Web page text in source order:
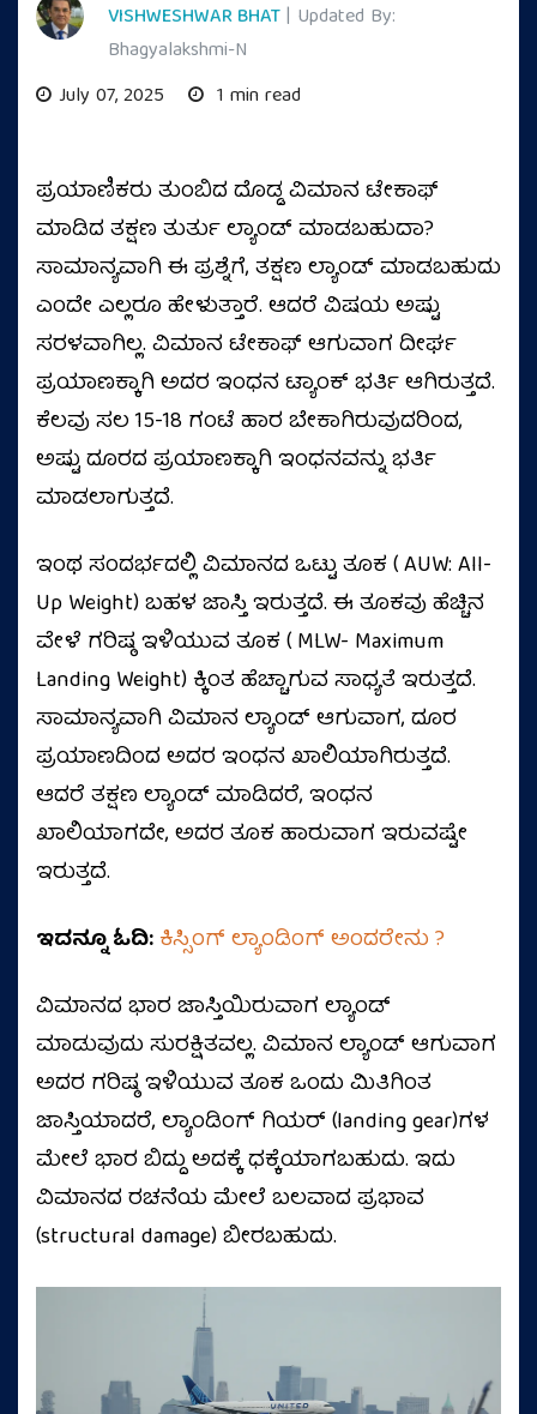
VISHWESHWAR BHAT| Updated By:
Bhagyalakshmi-N
July 07, 2025
1 min read
ಪ್ರಯಾಣಿಕರು ತುಂಬಿದ ದೊಡ್ಡ ವಿಮಾನ ಟೇಕಾಫ್
ಮಾಡಿದ ತಕ್ಷಣ ತುರ್ತು ಲ್ಯಾಂಡ್ ಮಾಡಬಹುದಾ?
ಸಾಮಾನ್ಯವಾಗಿ ಈ ಪ್ರಶ್ನೆಗೆ, ತಕ್ಷಣ ಲ್ಯಾಂಡ್ ಮಾಡಬಹುದು
ಎಂದೇ ಎಲ್ಲರೂ ಹೇಳುತ್ತಾರೆ. ಆದರೆ ವಿಷಯ ಅಷ್ಟು
ಸರಳವಾಗಿಲ್ಲ. ವಿಮಾನ ಟೇಕಾಫ್ ಆಗುವಾಗ ದೀರ್ಘ
ಪ್ರಯಾಣಕ್ಕಾಗಿ ಅದರ ಇಂಧನ ಟ್ಯಾಂಕ್ ಭರ್ತಿ ಆಗಿರುತ್ತದೆ.
ಕೆಲವು ಸಲ 15-18 ಗಂಟೆ ಹಾರ‌ ಬೇಕಾಗಿರುವುದರಿಂದ,
ಅಷ್ಟು ದೂರದ ಪ್ರಯಾಣಕ್ಕಾಗಿ ಇಂಧನವನ್ನು ಭರ್ತಿ
ಮಾಡಲಾಗುತ್ತದೆ.
ಇಂಥ ಸಂದರ್ಭದಲ್ಲಿ ವಿಮಾನದ ಒಟ್ಟು ತೂಕ ( AUW: All-
Up Weight) ಬಹಳ ಜಾಸ್ತಿ ಇರುತ್ತದೆ. ಈ ತೂಕವು ಹೆಚ್ಚಿನ
ವೇಳೆ ಗರಿಷ್ಠ ಇಳಿಯುವ ತೂಕ ( MLW- Maximum
Landing Weight) ಕ್ಕಿಂತ ಹೆಚ್ಚಾಗುವ ಸಾಧ್ಯತೆ ಇರುತ್ತದೆ.
ಸಾಮಾನ್ಯವಾಗಿ ವಿಮಾನ ಲ್ಯಾಂಡ್ ಆಗುವಾಗ, ದೂರ
ಪ್ರಯಾಣದಿಂದ ಅದರ ಇಂಧನ ಖಾಲಿಯಾಗಿರುತ್ತದೆ.
ಆದರೆ ತಕ್ಷಣ ಲ್ಯಾಂಡ್ ಮಾಡಿದರೆ, ಇಂಧನ
ಖಾಲಿಯಾಗದೇ, ಅದರ ತೂಕ ಹಾರುವಾಗ ಇರುವಷ್ಟೇ
ಇರುತ್ತದೆ.
ಇದನ್ನೂ ಓದಿ:ಕಿಸ್ಸಿಂಗ್‌ ಲ್ಯಾಂಡಿಂಗ್‌ ಅಂದರೇನು ?
ವಿಮಾನದ ಭಾರ ಜಾಸ್ತಿಯಿರುವಾಗ ಲ್ಯಾಂಡ್
ಮಾಡುವುದು ಸುರಕ್ಷಿತವಲ್ಲ. ವಿಮಾನ ಲ್ಯಾಂಡ್ ಆಗುವಾಗ
ಅದರ ಗರಿಷ್ಠ ಇಳಿಯುವ ತೂಕ ಒಂದು ಮಿತಿಗಿಂತ
ಜಾಸ್ತಿಯಾದರೆ, ಲ್ಯಾಂಡಿಂಗ್ ಗಿಯರ್ (landing gear)ಗಳ
ಮೇಲೆ ಭಾರ ಬಿದ್ದು ಅದಕ್ಕೆ ಧಕ್ಕೆಯಾಗಬಹುದು. ಇದು
ವಿಮಾನದ ರಚನೆಯ ಮೇಲೆ ಬಲವಾದ ಪ್ರಭಾವ
(structural damage) ಬೀರಬಹುದು.